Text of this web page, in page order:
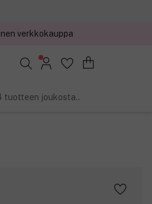
verkkokauppa
hinnat
tuotteen joukosta..